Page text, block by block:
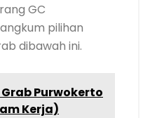
GC
pilihan
dibawah ini.
Purwokerto
Kerja)